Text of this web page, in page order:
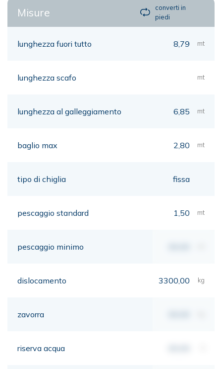
Misure
converti in
piedi
lunghezza fuori tutto 8,79 mt
lunghezza scafo mt
lunghezza al galleggiamento 6,85 mt
baglio max 2,80 mt
tipo di chiglia fissa
pescaggio standard 1,50 mt
pescaggio minimo
dislocamento 3300,00 kg
zavorra
riserva acqua